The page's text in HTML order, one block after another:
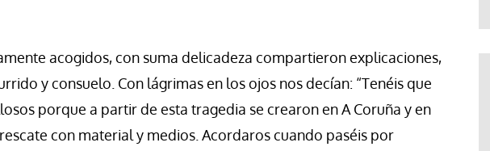
acogidos, con suma delicadeza compartieron explicaciones,
y consuelo. Con lágrimas en los ojos nos decían: “Tenéis que
porque a partir de esta tragedia se crearon en A Coruña y en
con material y medios. Acordaros cuando paséis por